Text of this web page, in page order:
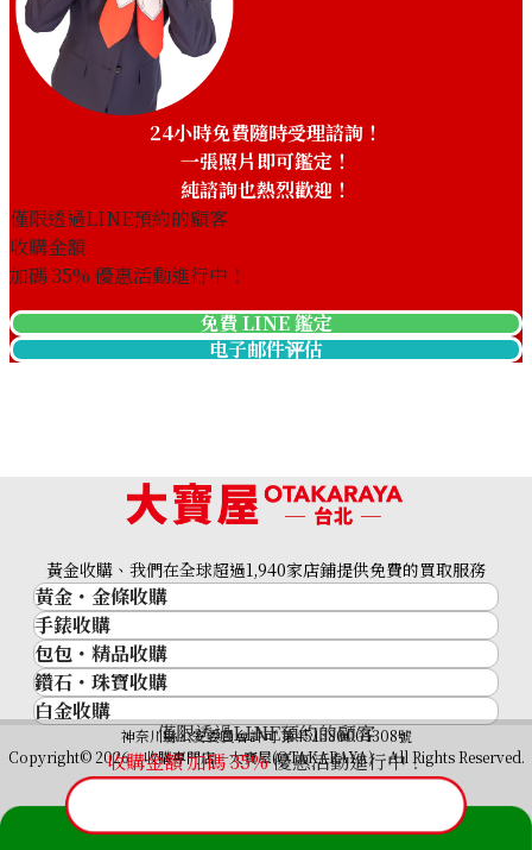
Vacheron Constantin Fifty
Six Complete Calendar
4000E/000A-B548 Blue
NTD 333,472
收購日期: 2026年6月
Six Day/Date 4400E/000A-
NTD 433,436
收購日期: 2026年1月
Six 4600E/000R-B576
NTD 540,983
收購日期: 2026年3月
24小時免費隨時受理諮詢！
一張照片即可鑑定！
純諮詢也熱烈歡迎！
僅限透過LINE預約的顧客
收購金額
加碼35% 優惠活動進行中！
免費 LINE 鑑定
电子邮件评估
僅限透過LINE預約的顧客
收購金額 加碼35%優惠活動進行中！
黃金收購、我們在全球超過1,940家店鋪提供免費的買取服務
黃金・金條收購
黃金與貴金屬
金的錠
金幣
黃金過去10年
黃金飾品
黃金戒指
黃金項鍊
手錶收購
名牌手錶
Rolex
Patek Philippe
Audemars Piguet
Vacheron Constantin
A. Lange & Söhne
Breguet
包包・精品收購
品牌精品
Cartier
LOUIS VUITTON
Hermès
CELINE
CHANEL
鑽石・珠寶收購
鑽石･珠寶
祖母綠（翠玉）
紅寶石（紅玉）
藍寶石（蒼玉）
白金收購
神奈川縣公安委員會許可 第451380001308號
Copyright© 2026 收購專門店—大寶屋(OTAKARAYA) All Rights Reserved.